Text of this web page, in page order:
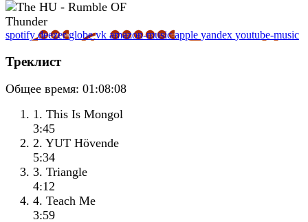
spotifydeezerglobevk amazon-musicapple yandex youtube-music
Треклист
Общее время: 01:08:08
1. This Is Mongol
3:45
2. YUT Hövende
5:34
3. Triangle
4:12
4. Teach Me
3:59